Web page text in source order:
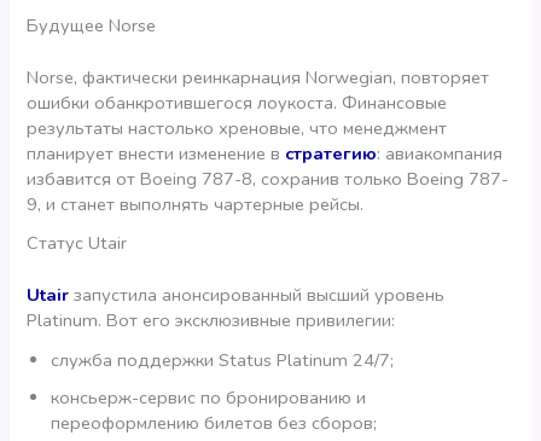
Будущее Norse
Norse, фактически реинкарнация Norwegian, повторяет
ошибки обанкротившегося лоукоста. Финансовые
результаты настолько хреновые, что менеджмент
планирует внести изменение в стратегию: авиакомпания
избавится от Boeing 787-8, сохранив только Boeing 787-
9, и станет выполнять чартерные рейсы.
Статус Utair
Utair запустила анонсированный высший уровень
Platinum. Вот его эксклюзивные привилегии:
служба поддержки Status Platinum 24/7;
консьерж-сервис по бронированию и
переоформлению билетов без сборов;